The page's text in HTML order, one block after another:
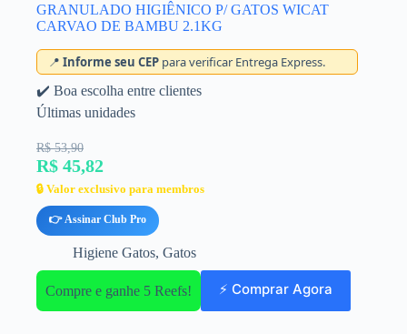
GRANULADO HIGIÊNICO P/ GATOS WICAT
CARVAO DE BAMBU 2.1KG
📍 Informe seu CEP para verificar Entrega Express.
✔️ Boa escolha entre clientes
Últimas unidades
R$ 53,90
R$ 45,82
🔒 Valor exclusivo para membros
👉 Assinar Club Pro
Higiene Gatos, Gatos
Compre e ganhe 5 Reefs! ⚡ Comprar Agora